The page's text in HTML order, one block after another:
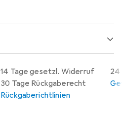
14 Tage gesetzl. Widerruf
30 Tage Rückgaberecht
Rückgaberichtlinien
24